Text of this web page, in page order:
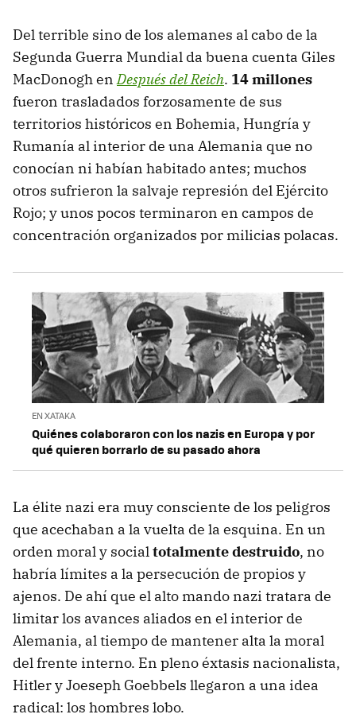
Del terrible sino de los alemanes al cabo de la
Segunda Guerra Mundial da buena cuenta Giles
MacDonogh enDespués del Reich. 14 millones
fueron trasladados forzosamente de sus
territorios históricos en Bohemia, Hungría y
Rumanía al interior de una Alemania que no
conocían ni habían habitado antes; muchos
otros sufrieron la salvaje represión del Ejército
Rojo; y unos pocos terminaron en campos de
concentración organizados por milicias polacas.
EN XATAKA
Quiénes colaboraron con los nazis en Europa y por
qué quieren borrarlo de su pasado ahora
La élite nazi era muy consciente de los peligros
que acechaban a la vuelta de la esquina. En un
orden moral y socialtotalmente destruido, no
habría límites a la persecución de propios y
ajenos. De ahí que el alto mando nazi tratara de
limitar los avances aliados en el interior de
Alemania, al tiempo de mantener alta la moral
del frente interno. En pleno éxtasis nacionalista,
Hitler y Joeseph Goebbels llegaron a una idea
radical: los hombres lobo.